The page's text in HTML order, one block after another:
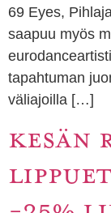
69 Eyes,
saapuu myös
tapahtuman
väliajoilla […]
KESÄN